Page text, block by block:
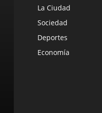
La Ciudad
Sociedad
Deportes
Economía